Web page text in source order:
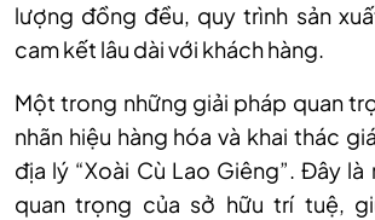
lượng đồng đều, quy trình sản
cam kết lâu dài với khách hàng.
Một trong những giải pháp quan
nhãn hiệu hàng hóa và khai thác
địa lý “Xoài Cù Lao Giêng”. Đây
quan trọng của sở hữu trí tuệ,